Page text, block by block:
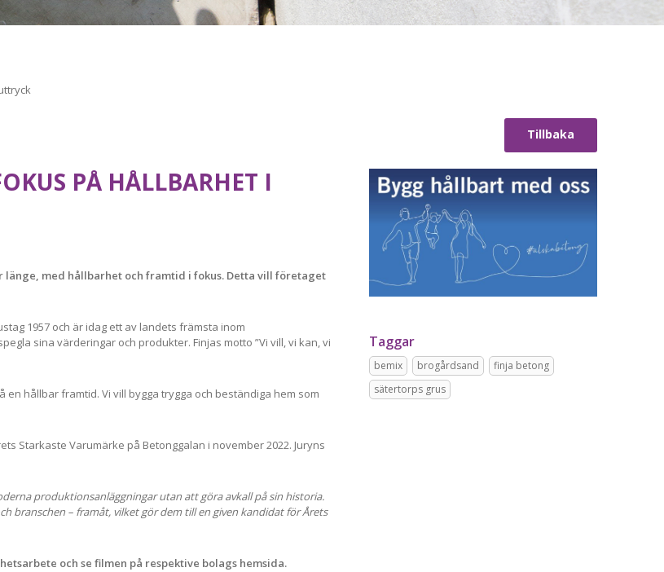
Tillbaka
PÅ HÅLLBARHET I
med hållbarhet och framtid i fokus. Detta vill företaget
1957 och är idag ett av landets främsta inom
sina värderingar och produkter. Finjas motto ”Vi vill, vi kan, vi
hållbar framtid. Vi vill bygga trygga och beständiga hem som
Starkaste Varumärke på Betonggalan i november 2022. Juryns
produktionsanläggningar utan att göra avkall på sin historia.
branschen – framåt, vilket gör dem till en given kandidat för Årets
och se filmen på respektive bolags hemsida.
Taggar
bemix brogårdsand
finja betong
sätertorps grus